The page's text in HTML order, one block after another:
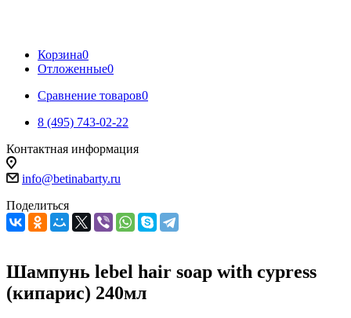
Корзина0
Отложенные0
Сравнение товаров0
8 (495) 743-02-22
Контактная информация
info@betinabarty.ru
Поделиться
Шампунь lebel hair soap with cypress
(кипарис) 240мл